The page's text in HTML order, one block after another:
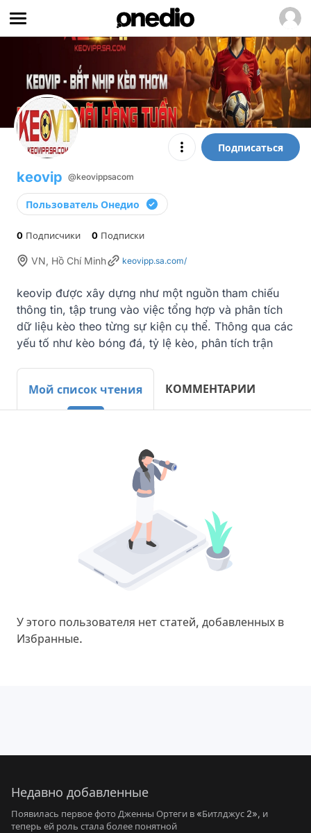
Подписаться
keovip @keovippsacom
Пользователь Онедио
0 Подписчики 0 Подписки
VN, Hồ Chí Minh keovipp.sa.com/
keovip được xây dựng như một nguồn tham chiếu
thông tin, tập trung vào việc tổng hợp và phân tích
dữ liệu kèo theo từng sự kiện cụ thể. Thông qua các
yếu tố như kèo bóng đá, tỷ lệ kèo, phân tích trận
Мой список чтения КОММЕНТАРИИ
У этого пользователя нет статей, добавленных в
Избранные.
Недавно добавленные
Появилась первое фото Дженны Ортеги в «Битлджус 2», и
теперь ей роль стала более понятной